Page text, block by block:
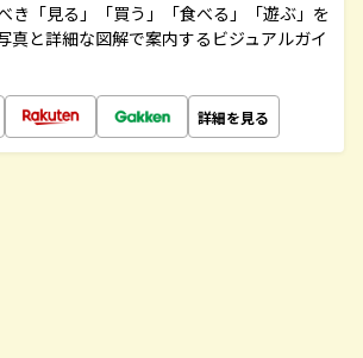
き「見る」「買う」「食べる」「遊ぶ」を
真と詳細な図解で案内するビジュアルガイ
詳細を見る